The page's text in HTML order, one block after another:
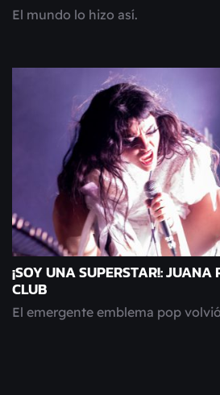
El mundo lo hizo así.
¡SOY UNA SUPERSTAR!: JUANA
CLUB
El emergente emblema pop